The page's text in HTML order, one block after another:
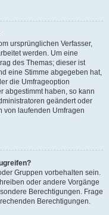
ursprünglichen Verfasser,
werden. Um eine
des Themas; dieser ist
eine Stimme abgegeben hat,
die Umfrageoption
abgestimmt haben, so kann
geändert oder
von laufenden Umfragen
Gruppen vorbehalten sein.
oder andere Vorgänge
Berechtigungen. Frage
Berechtigungen.